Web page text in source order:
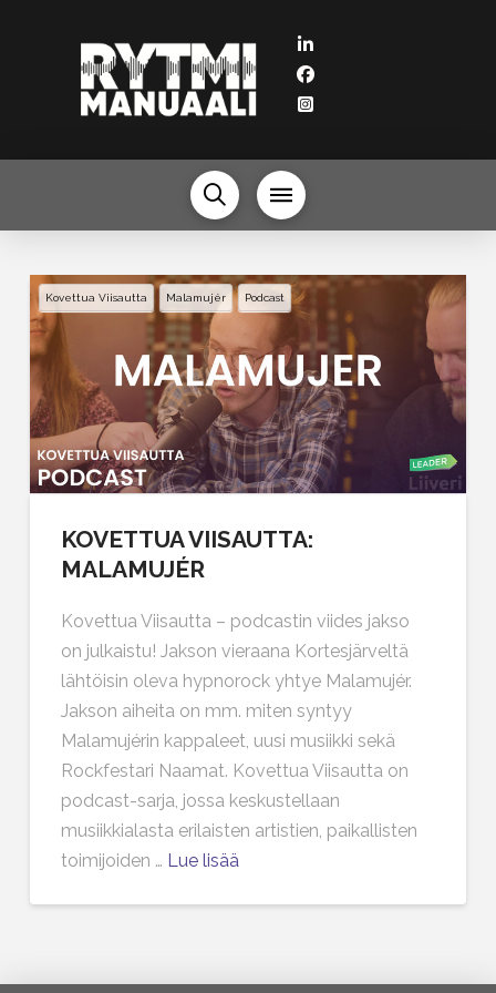
KOVETTUA VIISAUTTA:
MALAMUJÉR
Kovettua Viisautta – podcastin viides jakso
on julkaistu! Jakson vieraana Kortesjärveltä
lähtöisin oleva hypnorock yhtye Malamujér.
Jakson aiheita on mm. miten syntyy
Malamujérin kappaleet, uusi musiikki sekä
Rockfestari Naamat. Kovettua Viisautta on
podcast-sarja, jossa keskustellaan
musiikkialasta erilaisten artistien, paikallisten
toimijoiden … Lue lisää
Kovettua Viisautta Malamujér Podcast